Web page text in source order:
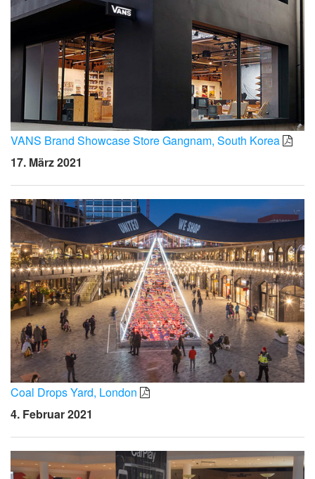
VANS Brand Showcase Store Gangnam, South Korea
17. März 2021
Coal Drops Yard, London
4. Februar 2021